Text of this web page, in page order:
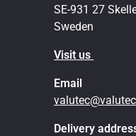
SE-931 27
Sweden
Visit us
Email
Delivery